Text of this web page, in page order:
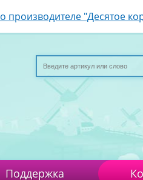
производителе "Десятое
Поддержка